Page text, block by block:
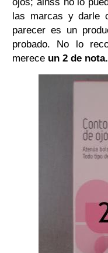
las marcas y darle
parecer es un
probado. No lo
merece un 2 de nota.